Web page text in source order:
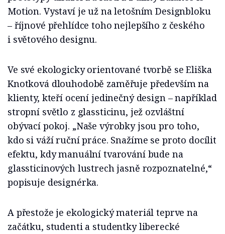
Motion. Vystaví je už na letošním Designbloku
– říjnové přehlídce toho nejlepšího z českého
i světového designu.
Ve své ekologicky orientované tvorbě se Eliška
Knotková dlouhodobě zaměřuje především na
klienty, kteří ocení jedinečný design – například
stropní světlo z glassticinu, jež ozvláštní
obývací pokoj. „Naše výrobky jsou pro toho,
kdo si váží ruční práce. Snažíme se proto docílit
efektu, kdy manuální tvarování bude na
glassticinových lustrech jasně rozpoznatelné,“
popisuje designérka.
A přestože je ekologický materiál teprve na
začátku, studenti a studentky liberecké